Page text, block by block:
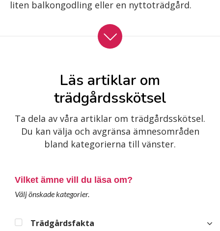
liten balkongodling eller en nyttoträdgård.
Läs artiklar om
trädgårdsskötsel
Ta dela av våra artiklar om trädgårdsskötsel.
Du kan välja och avgränsa ämnesområden
bland kategorierna till vänster.
Vilket ämne vill du läsa om?
Välj önskade kategorier.
Trädgårdsfakta